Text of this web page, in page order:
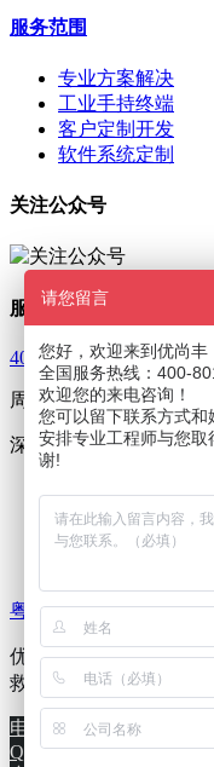
服务范围
专业方案解决
工业手持终端
客户定制开发
软件系统定制
关注公众号
服务热线
400-801-8894
周一至周五 9：00—18：
深圳市优尚丰通讯设备
三防手机
三防对讲手机
粤ICP备16002014号
优尚丰(i&YSF)是专业
救援等行业提供可靠的
电话
QQ
请您留言
您好，欢迎来到优尚丰
全国服务热线：400-
欢迎您的来电咨询！
您可以留下联系方式和
安排专业工程师与您取
谢!